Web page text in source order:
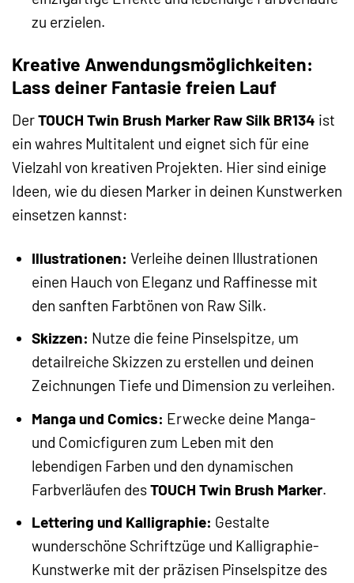
zu erzielen.
Kreative Anwendungsmöglichkeiten:
Lass deiner Fantasie freien Lauf
DerTOUCH Twin Brush Marker Raw Silk BR134 ist
ein wahres Multitalent und eignet sich für eine
Vielzahl von kreativen Projekten. Hier sind einige
Ideen, wie du diesen Marker in deinen Kunstwerken
einsetzen kannst:
Illustrationen: Verleihe deinen Illustrationen
einen Hauch von Eleganz und Raffinesse mit
den sanften Farbtönen von Raw Silk.
Skizzen: Nutze die feine Pinselspitze, um
detailreiche Skizzen zu erstellen und deinen
Zeichnungen Tiefe und Dimension zu verleihen.
Manga und Comics: Erwecke deine Manga-
und Comicfiguren zum Leben mit den
lebendigen Farben und den dynamischen
Farbverläufen desTOUCH Twin Brush Marker.
Lettering und Kalligraphie: Gestalte
wunderschöne Schriftzüge und Kalligraphie-
Kunstwerke mit der präzisen Pinselspitze des